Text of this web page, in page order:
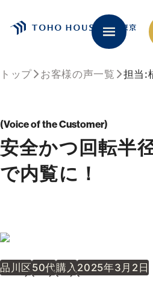
トップ お客様の声一覧 担当:
Voice of the Customer
安全かつ回転半
で内覧に！
品川区50代購入 2025年3月2日